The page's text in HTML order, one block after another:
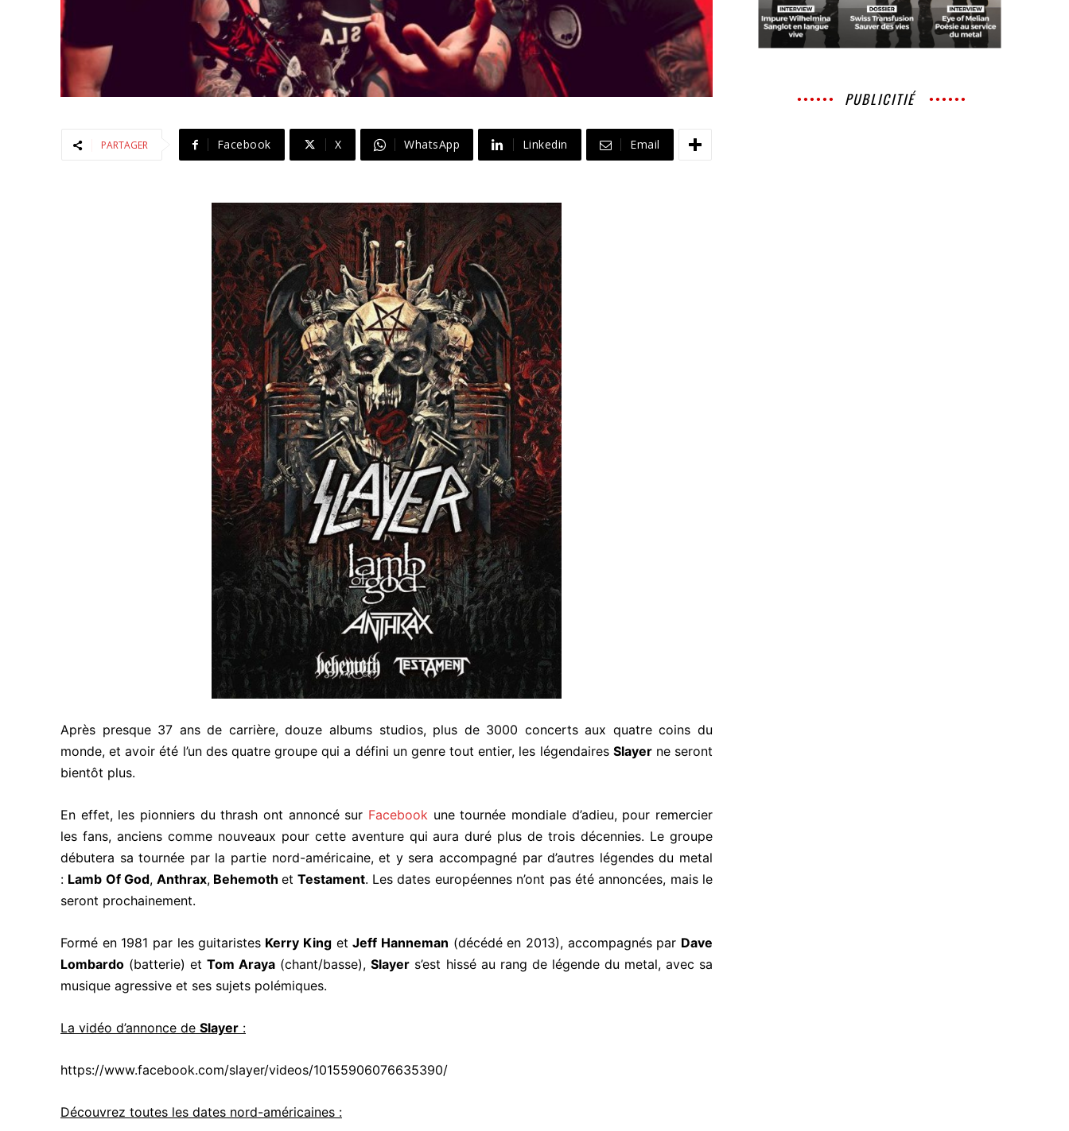
PARTAGER Facebook X WhatsApp Linkedin Email
Après presque 37 ans de carrière, douze albums studios, plus de 3000 concerts aux quatre coins du
monde, et avoir été l’un des quatre groupe qui a défini un genre tout entier, les légendaires Slayerne seront
bientôt plus.
En effet, les pionniers du thrash ont annoncé sur Facebook une tournée mondiale d’adieu, pour remercier
les fans, anciens comme nouveaux pour cette aventure qui aura duré plus de trois décennies. Le groupe
débutera sa tournée par la partie nord-américaine, et y sera accompagné par d’autres légendes du metal
: Lamb Of God, Anthrax,Behemothet Testament. Les dates européennes n’ont pas été annoncées, mais le
seront prochainement.
Formé en 1981 par les guitaristes Kerry KingetJeff Hanneman (décédé en 2013), accompagnés par Dave
Lombardo (batterie) etTom Araya (chant/basse),Slayer s’est hissé au rang de légende du metal, avec sa
musique agressive et ses sujets polémiques.
La vidéo d’annonce de Slayer :
https://www.facebook.com/slayer/videos/10155906076635390/
Découvrez toutes les dates nord-américaines :
PUBLICITIÉ